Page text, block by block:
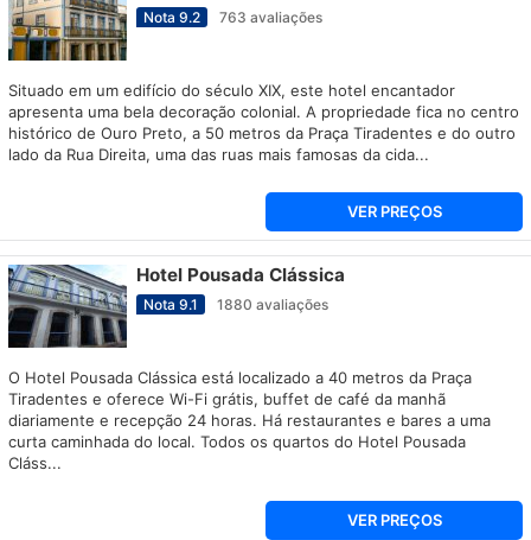
Nota 9.2 763 avaliações
Situado em um edifício do século XIX, este hotel encantador
apresenta uma bela decoração colonial. A propriedade fica no centro
histórico de Ouro Preto, a 50 metros da Praça Tiradentes e do outro
lado da Rua Direita, uma das ruas mais famosas da cida...
VER PREÇOS
Hotel Pousada Clássica
Nota 9.1 1880 avaliações
O Hotel Pousada Clássica está localizado a 40 metros da Praça
Tiradentes e oferece Wi-Fi grátis, buffet de café da manhã
diariamente e recepção 24 horas. Há restaurantes e bares a uma
curta caminhada do local. Todos os quartos do Hotel Pousada
Cláss...
VER PREÇOS